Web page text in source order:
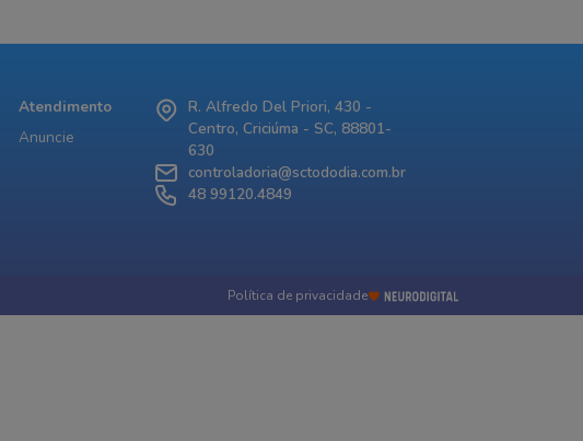
Atendimento
Anuncie
R. Alfredo Del Priori, 430 -
Centro, Criciúma - SC, 88801-
630
controladoria@sctododia.com.br
48 99120.4849
Política de privacidade